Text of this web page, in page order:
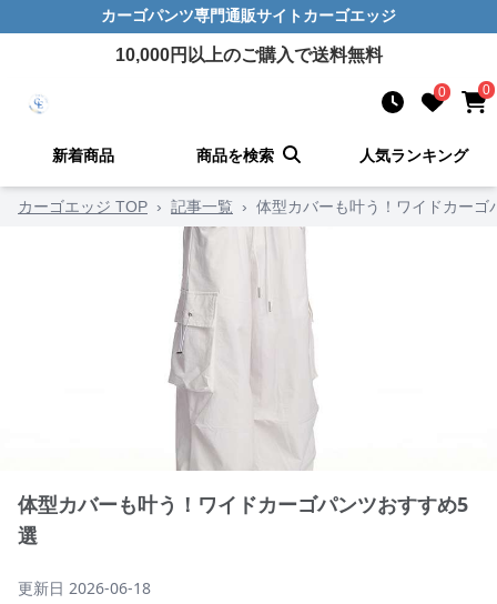
カーゴパンツ専門通販サイト カーゴエッジ
10,000円以上のご購入で送料無料
0 0
新着商品 商品を検索 人気ランキング
カーゴエッジ TOP › 記事一覧 › 体型カバーも叶う！ワイドカーゴ
体型カバーも叶う！ワイドカーゴパンツおすすめ5
選
更新日 2026-06-18